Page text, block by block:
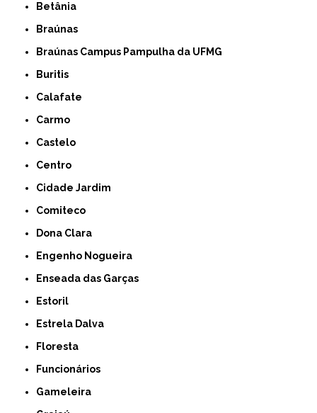
Betânia
Braúnas
Braúnas Campus Pampulha da UFMG
Buritis
Calafate
Carmo
Castelo
Centro
Cidade Jardim
Comiteco
Dona Clara
Engenho Nogueira
Enseada das Garças
Estoril
Estrela Dalva
Floresta
Funcionários
Gameleira